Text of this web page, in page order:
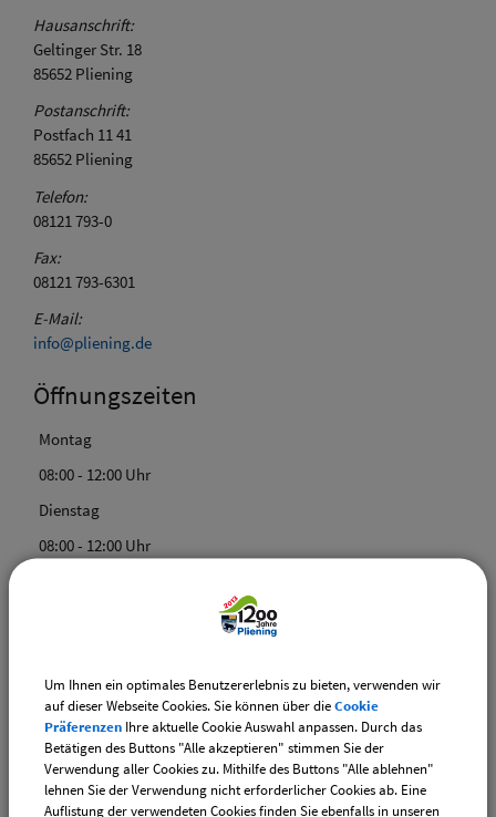
Hausanschrift:
Geltinger Str. 18
85652 Pliening
Postanschrift:
Postfach 11 41
85652 Pliening
Telefon:
08121 793-0
Fax:
08121 793-6301
E-Mail:
info@pliening.de
Öffnungszeiten
Montag
08:00 - 12:00 Uhr
Dienstag
08:00 - 12:00 Uhr
08:00 - 12:00 Uhr und 14:00 - 18:00 Uhr
Freitag
08:00 - 12:00 Uhr
Um Ihnen ein optimales Benutzererlebnis zu bieten, verwenden wir
auf dieser Webseite Cookies. Sie können über dieCookie
Präferenzen Ihre aktuelle Cookie Auswahl anpassen. Durch das
Betätigen des Buttons "Alle akzeptieren" stimmen Sie der
Verwendung aller Cookies zu. Mithilfe des Buttons "Alle ablehnen"
lehnen Sie der Verwendung nicht erforderlicher Cookies ab. Eine
Auflistung der verwendeten Cookies finden Sie ebenfalls in unseren